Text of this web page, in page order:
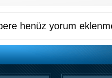
henüz yorum